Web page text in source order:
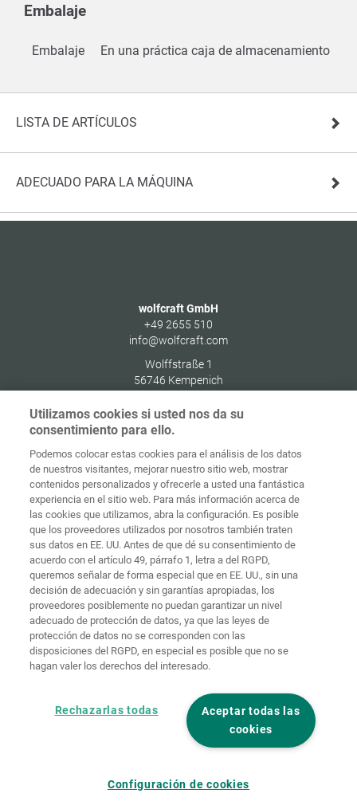
Embalaje
Embalaje En una práctica caja de almacenamiento
LISTA DE ARTÍCULOS
ADECUADO PARA LA MÁQUINA
wolfcraft GmbH
+49 2655 510
info@wolfcraft.com
Wolffstraße 1
56746 Kempenich
Inicio Contacto Aviso legal
Protección de
datos
Términos y
condiciones
generales
Políticas de
cookies Iniciar sesión
Declaración
accesibilidad
Ajustes de cookies
Utilizamos cookies si usted nos da su
consentimiento para ello.
Podemos colocar estas cookies para el análisis de los datos
de nuestros visitantes, mejorar nuestro sitio web, mostrar
contenidos personalizados y ofrecerle a usted una fantástica
experiencia en el sitio web. Para más información acerca de
las cookies que utilizamos, abra la configuración. Es posible
que los proveedores utilizados por nosotros también traten
sus datos en EE. UU. Antes de que dé su consentimiento de
acuerdo con el artículo 49, párrafo 1, letra a del RGPD,
queremos señalar de forma especial que en EE. UU., sin una
decisión de adecuación y sin garantías apropiadas, los
proveedores posiblemente no puedan garantizar un nivel
adecuado de protección de datos, ya que las leyes de
protección de datos no se corresponden con las
disposiciones del RGPD, en especial es posible que no se
hagan valer los derechos del interesado.
Aceptar todas las
cookies
Rechazarlas todas
Configuración de cookies